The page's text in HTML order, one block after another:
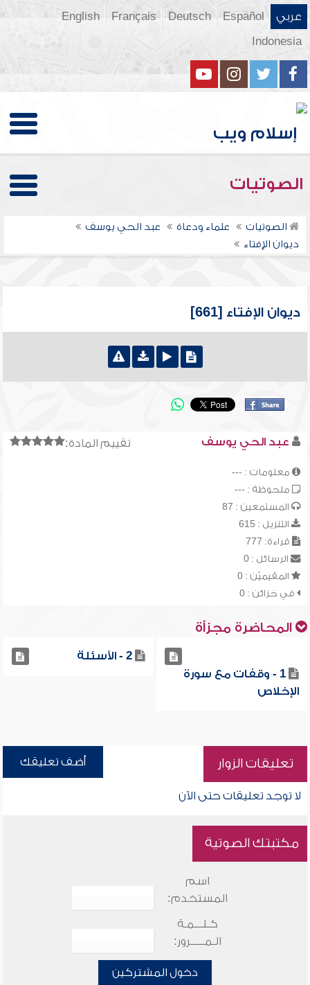
عربي Español
Deutsch
Français
English
Indonesia
الصوتيات
الصوتيات علماء ودعاة
عبد الحي يوسف
ديوان الإفتاء
ديوان الإفتاء [661]
تقييم المادة: عبد الحي يوسف
معلومات : ---
ملحوظة : ---
المستمعين : 87
التنزيل : 615
قراءة: 777
الرسائل : 0
المقيميّن : 0
في خزائن : 0
المحاضرة مجزأة
1 - وقفات مع سورة
الإخلاص
2 - الأسئلة
تعليقات الزوار أضف تعليقك
لا توجد تعليقات حتى الآن
مكتبتك الصوتية
اسم
المستخدم:
كـلـــمـة
الـمـــــرور:
دخول المشتركين